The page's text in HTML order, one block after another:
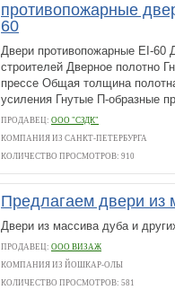
противопожарные
60
Двери противопожарные EI-60
строителей Дверное полотно
прессе Общая толщина
усиления Гнутые П-образные
ПРОДАВЕЦ: ООО "СЗДК"
КОМПАНИЯ ИЗ САНКТ-ПЕТЕРБУРГА
КОЛИЧЕСТВО ПРОСМОТРОВ: 910
Предлагаем двери из
Двери из массива дуба и
ПРОДАВЕЦ: ООО ВИЗАЖ
КОМПАНИЯ ИЗ ЙОШКАР-ОЛЫ
КОЛИЧЕСТВО ПРОСМОТРОВ: 581